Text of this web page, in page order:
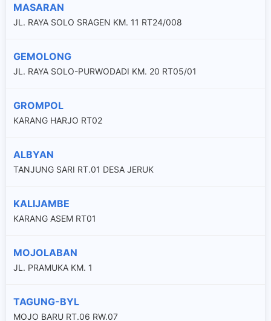
MASARAN
JL. RAYA SOLO SRAGEN KM. 11 RT24/008
GEMOLONG
JL. RAYA SOLO-PURWODADI KM. 20 RT05/01
GROMPOL
KARANG HARJO RT02
ALBYAN
TANJUNG SARI RT.01 DESA JERUK
KALIJAMBE
KARANG ASEM RT01
MOJOLABAN
JL. PRAMUKA KM. 1
TAGUNG-BYL
MOJO BARU RT.06 RW.07